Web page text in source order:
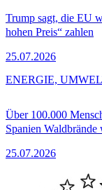
Trump sagt, die EU
hohen Preis“ zahlen
25.07.2026
Über 100.000
Spanien Waldbrände
25.07.2026
ENERGIE,